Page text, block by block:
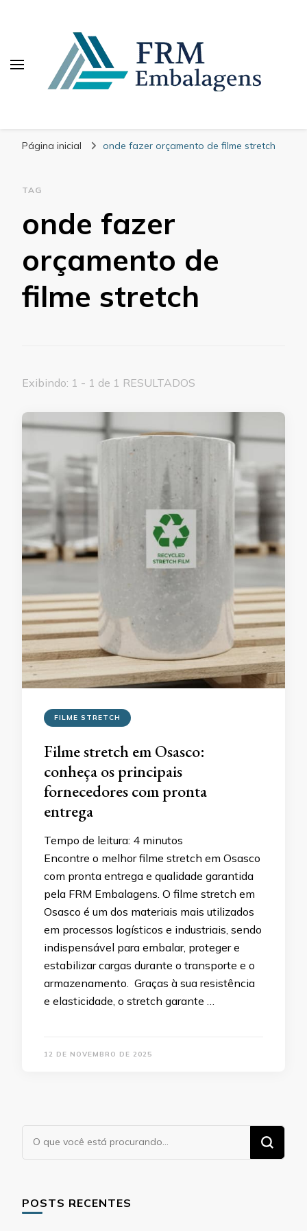
Página inicial onde fazer orçamento de filme stretch
TAG
onde fazer
orçamento de
filme stretch
Exibindo: 1 - 1 de 1 RESULTADOS
FILME STRETCH
Filme stretch em Osasco:
conheça os principais
fornecedores com pronta
entrega
Tempo de leitura: 4 minutos
Encontre o melhor filme stretch em Osasco
com pronta entrega e qualidade garantida
pela FRM Embalagens. O filme stretch em
Osasco é um dos materiais mais utilizados
em processos logísticos e industriais, sendo
indispensável para embalar, proteger e
estabilizar cargas durante o transporte e o
armazenamento. Graças à sua resistência
e elasticidade, o stretch garante …
12 DE NOVEMBRO DE 2025
Procurando
algo?
POSTS RECENTES